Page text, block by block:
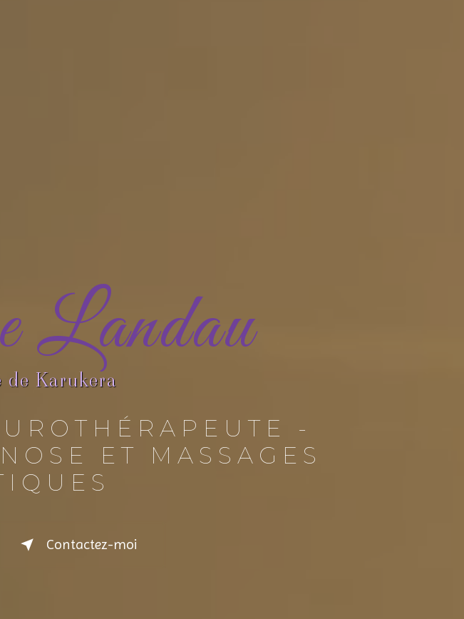
Landau
de Karukera
-
ET MASSAGES
Contactez-moi